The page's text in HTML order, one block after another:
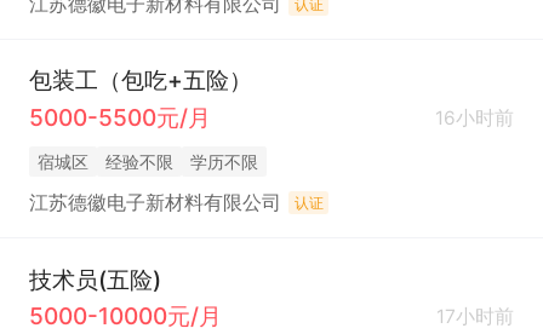
认证
包装工（包吃+五险）
5000-5500元/月
16小时前
宿城区 经验不限 学历不限
江苏德徽电子新材料有限公司 认证
技术员(五险)
5000-10000元/月
17小时前